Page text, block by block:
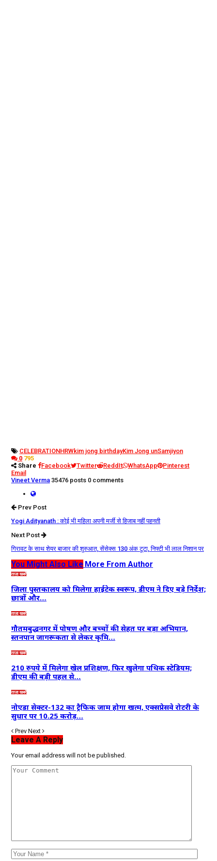
CELEBRATIONHRWkim jong birthdayKim Jong unSamjiyon
0 795
Share
Facebook Twitter ReddIt WhatsApp
Pinterest
Email
Vineet Verma 35476 posts 0 comments
Prev Post
Yogi Adityanath : कोई भी महिला अपनी मर्जी से हिजाब नहीं पहनती
Next Post
गिरावट के साथ शेयर बाजार की शुरुआत, सेंसेक्स 130 अंक टूटा, निफ्टी भी लाल निशान पर
You Might Also Like More From Author
ताज़ा खबरें
जिला पुस्तकालय को मिलेगा हाईटेक स्वरूप, डीएम ने दिए बड़े निर्देश;
छात्रों और…
ताज़ा खबरें
गौतमबुद्धनगर में पोषण और बच्चों की सेहत पर बड़ा अभियान,
स्तनपान जागरूकता से लेकर कृमि…
ताज़ा खबरें
210 रुपये में मिलेगा खेल प्रशिक्षण, फिर खुलेगा पथिक स्टेडियम;
डीएम की बड़ी पहल से…
ताज़ा खबरें
नोएडा सेक्टर-132 का ट्रैफिक जाम होगा खत्म, एक्सप्रेसवे रोटरी के
सुधार पर 10.25 करोड़…
Prev Next
Leave A Reply
Your email address will not be published.